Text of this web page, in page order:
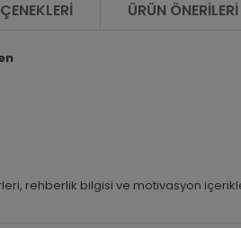
ÜRÜN ÖNERILERI
rehberlik bilgisi ve motivasyon